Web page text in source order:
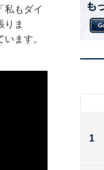
私もダイ
りま
ます。
1